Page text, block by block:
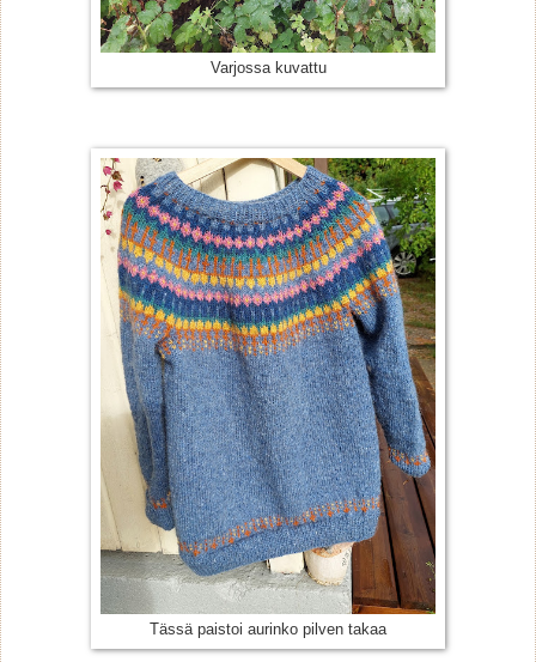
Varjossa kuvattu
Tässä paistoi aurinko pilven takaa